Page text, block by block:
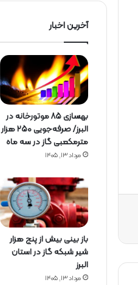
آخرین اخبار
بهسازی ۸۵ موتورخانه در
البرز/ صرفه‌جویی ۲۵۰ هزار
مترمکعبی گاز در سه ماه
مرداد ۱۳, ۱۴۰۵
باز بینی بیش از پنج هزار
شیر شبکه گاز در استان
البرز
مرداد ۱۳, ۱۴۰۵